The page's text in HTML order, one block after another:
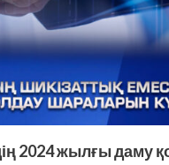
2024 жылғы